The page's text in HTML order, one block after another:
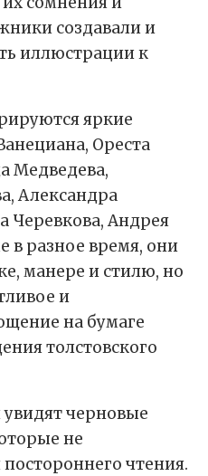
создавали и
иллюстрации к
яркие
Ореста
Медведева,
Александра
Черевкова, Андрея
в разное время, они
манере и стилю, но
и
на бумаге
толстовского
черновые
не
чтения.